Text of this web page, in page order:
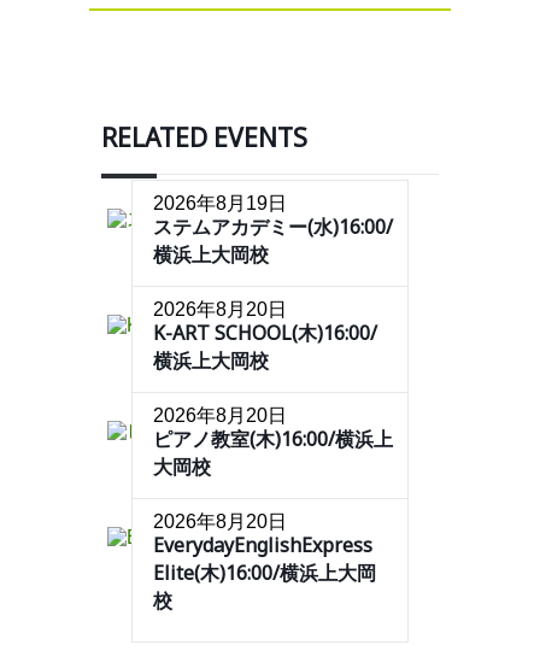
RELATED EVENTS
2026年8月19日
ステムアカデミー(水)16:00/
横浜上大岡校
2026年8月20日
K-ART SCHOOL(木)16:00/
横浜上大岡校
2026年8月20日
ピアノ教室(木)16:00/横浜上
大岡校
2026年8月20日
EverydayEnglishExpress
Elite(木)16:00/横浜上大岡
校